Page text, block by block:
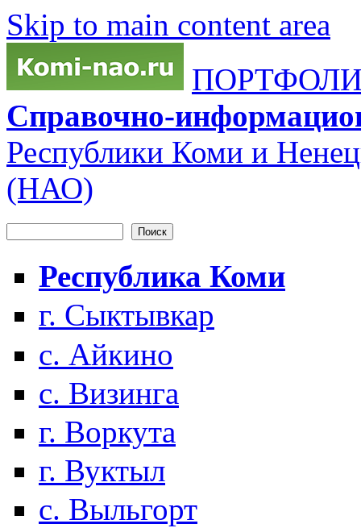
Skip to main content area
Справочно-
Республики Коми и
(НАО)
Форма поиска
Республика Коми
г. Сыктывкар
с. Айкино
с. Визинга
г. Воркута
г. Вуктыл
с. Выльгорт